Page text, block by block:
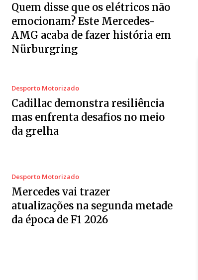
Quem disse que os elétricos não
emocionam? Este Mercedes-
AMG acaba de fazer história em
Nürburgring
Desporto Motorizado
Cadillac demonstra resiliência
mas enfrenta desafios no meio
da grelha
Desporto Motorizado
Mercedes vai trazer
atualizações na segunda metade
da época de F1 2026